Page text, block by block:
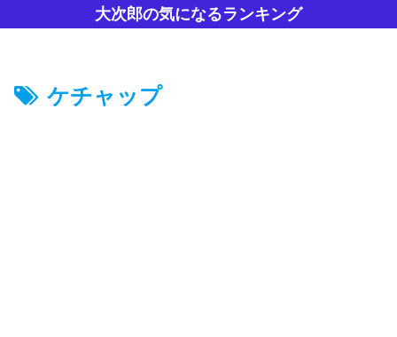
大次郎の気になるランキング
ケチャップ